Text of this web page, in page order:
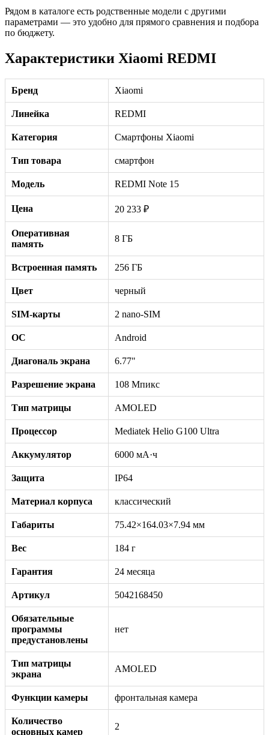
Рядом в каталоге есть родственные модели с другими
параметрами — это удобно для прямого сравнения и подбора
по бюджету.
Характеристики Xiaomi REDMI
Бренд Xiaomi
Линейка REDMI
Категория Смартфоны Xiaomi
Тип товара смартфон
Модель REDMI Note 15
Цена 20 233 ₽
Оперативная
память
8 ГБ
Встроенная память 256 ГБ
Цвет черный
SIM-карты 2 nano-SIM
ОС Android
Диагональ экрана 6.77"
Разрешение экрана 108 Мпикс
Тип матрицы AMOLED
Процессор Mediatek Helio G100 Ultra
Аккумулятор 6000 мА·ч
Защита IP64
Материал корпуса классический
Габариты 75.42×164.03×7.94 мм
Вес 184 г
Гарантия 24 месяца
Артикул 5042168450
Обязательные
программы
предустановлены
нет
Тип матрицы
экрана
AMOLED
Функции камеры фронтальная камера
Количество
основных камер
2